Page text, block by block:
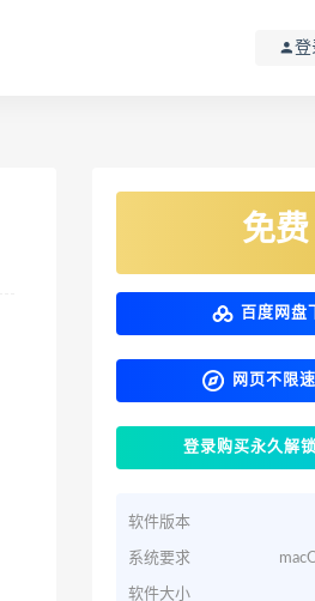
登
免费
百度网盘
网页不限
登录购买永久解
软件版本
系统要求
软件大小